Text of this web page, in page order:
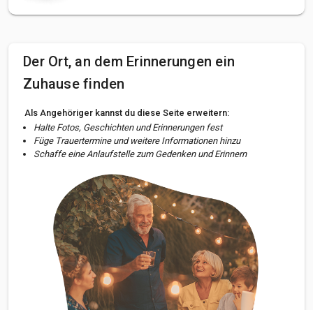
Der Ort, an dem Erinnerungen ein
Zuhause finden
Als Angehöriger kannst du diese Seite erweitern:
Halte Fotos, Geschichten und Erinnerungen fest
Füge Trauertermine und weitere Informationen hinzu
Schaffe eine Anlaufstelle zum Gedenken und Erinnern